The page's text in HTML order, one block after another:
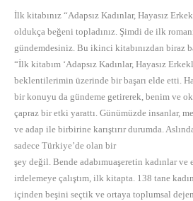
İlk kitabınız “Adapsız Kadınlar, Hayasız
oldukça beğeni topladınız. Şimdi de ilk
gündemdesiniz. Bu ikinci kitabınızdan biraz
“İlk kitabım ‘Adapsız Kadınlar, Hayasız
beklentilerimin üzerinde bir başarı elde etti.
bir konuyu da gündeme getirerek, benim ve
çapraz bir etki yarattı. Günümüzde insanlar,
ve adap ile birbirine karıştırır durumda.
sadece Türkiye’de olan bir
şey değil. Bende adabımuaşeretin kadınlar
irdelemeye çalıştım, ilk kitapta. 138 tane
içinden beşini seçtik ve ortaya toplumsal